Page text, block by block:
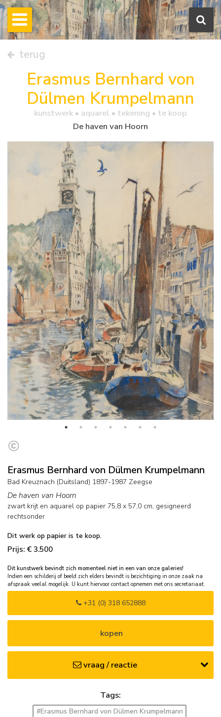
terug
Erasmus Bernhard von
Dülmen Krumpelmann
kunstwerk • aquarel • tekening • te koop
De haven van Hoorn
Erasmus Bernhard von Dülmen Krumpelmann
Bad Kreuznach (Duitsland) 1897-1987 Zeegse
De haven van Hoorn
zwart krijt en aquarel op papier 75,8 x 57,0 cm, gesigneerd
rechtsonder
Dit werk op papier is te koop.
Prijs: € 3.500
Dit kunstwerk bevindt zich momenteel niet in een van onze galeries!
Indien een schilderij of beeld zich elders bevindt is bezichtiging in onze zaak na
afspraak veelal mogelijk. U kunt hiervoor contact opnemen met ons secretariaat.
+31 (0) 318 652888
kopen
vraag / reactie
Tags:
#Erasmus Bernhard von Dülmen Krumpelmann